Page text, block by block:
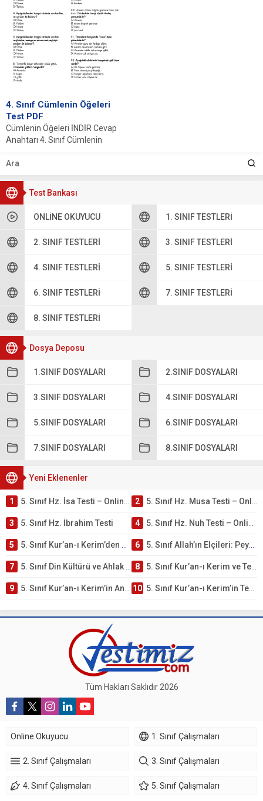
Test Bankası
ONLINE OKUYUCU 1. SINIF TESTLERI
2. SINIF TESTLERI 3. SINIF TESTLERI
4. SINIF TESTLERI 5. SINIF TESTLERI
6. SINIF TESTLERI 7. SINIF TESTLERI
8. SINIF TESTLERI
Dosya Deposu
1.SINIF DOSYALARI 2.SINIF DOSYALARI
3.SINIF DOSYALARI 4.SINIF DOSYALARI
5.SINIF DOSYALARI 6.SINIF DOSYALARI
7.SINIF DOSYALARI 8.SINIF DOSYALARI
Yeni Eklenenler
1 5. Sınıf Hz. İsa Testi – Online Çöz 2 5. Sınıf Hz. Musa Testi – Online Çöz
3 5. Sınıf Hz. İbrahim Testi 4 5. Sınıf Hz. Nuh Testi – Online Çöz
5 5. Sınıf Kur’an-ı Kerim’den Öğütler – Peygamber Kıssaları Testi – Online Çöz 6 5. Sınıf Allah’ın Elçileri: Peygamberler Testi – Online Çöz
7 5. Sınıf Din Kültürü ve Ahlak Bilgisi 2. Ünite: Kur’an-ı Kerim Çalışmaları 8 5. Sınıf Kur’an-ı Kerim ve Temel Özellikleri Testi – Online Çöz
9 5. Sınıf Kur’an-ı Kerim’in Ana Konuları Testi – Online Çöz 10 5. Sınıf Kur’an-ı Kerim’in Temel Özellikleri ve Önemi Testi – Online Çöz
4. Sınıf Cümlenin Öğeleri
Test PDF
Cümlenin Öğeleri İNDİR Cevap
Anahtarı 4. Sınıf Cümlenin
Avantajları 4. sınıf...
Tüm Hakları Saklıdır 2026
Online Okuyucu 1. Sınıf Çalışmaları
2. Sınıf Çalışmaları 3. Sınıf Çalışmaları
4. Sınıf Çalışmaları 5. Sınıf Çalışmaları